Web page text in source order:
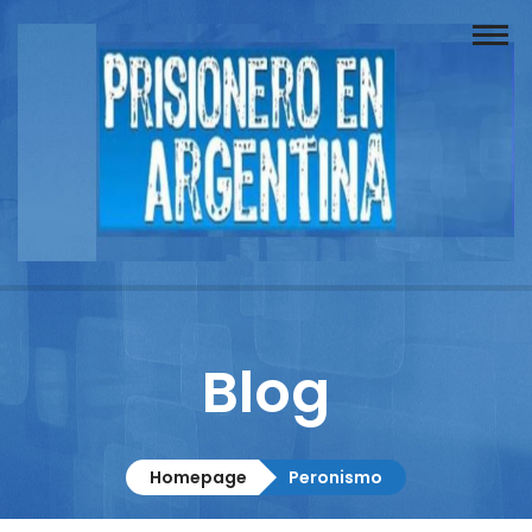
Buscador
Documentos
Columnistas
Contacto
Blog
Homepage Peronismo